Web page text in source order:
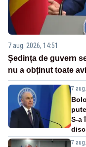
7 aug. 2026, 14:51
Ședința de guvern
nu a obținut toate
7
S-a
7